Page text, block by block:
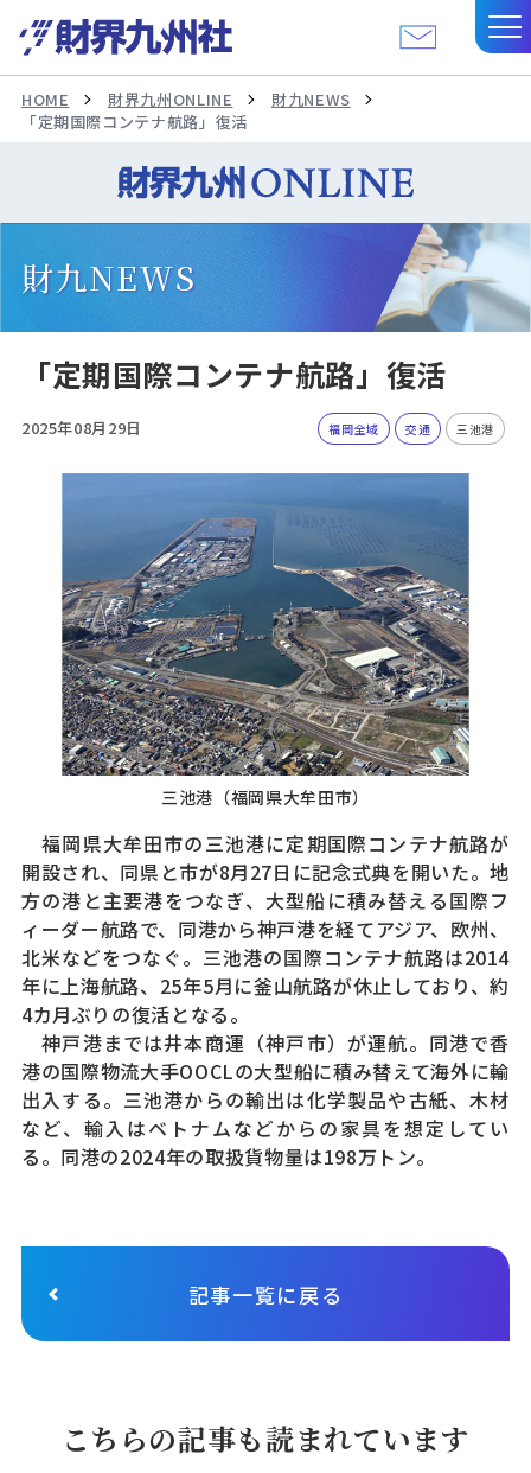
HOME 財界九州ONLINE
財九NEWS
「定期国際コンテナ航路」復活
財九NEWS
「定期国際コンテナ航路」復活
2025年08月29日 福岡全域 交通 三池港
三池港（福岡県大牟田市）
福岡県大牟田市の三池港に定期国際コンテナ航路が
開設され、同県と市が8月27日に記念式典を開いた。地
方の港と主要港をつなぎ、大型船に積み替える国際フ
ィーダー航路で、同港から神戸港を経てアジア、欧州、
北米などをつなぐ。三池港の国際コンテナ航路は2014
年に上海航路、25年5月に釜山航路が休止しており、約
4カ月ぶりの復活となる。
神戸港までは井本商運（神戸市）が運航。同港で香
港の国際物流大手OOCLの大型船に積み替えて海外に輸
出入する。三池港からの輸出は化学製品や古紙、木材
など、輸入はベトナムなどからの家具を想定してい
る。同港の2024年の取扱貨物量は198万トン。
記事一覧に戻る
こちらの記事も読まれています